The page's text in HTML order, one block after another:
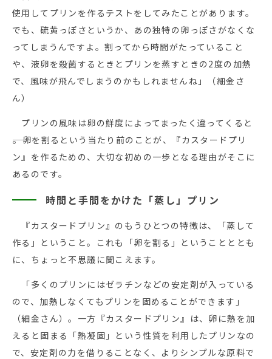
使用してプリンを作るテストをしてみたことがあります。
でも、硫黄っぽさというか、あの独特の卵っぽさがなくな
ってしまうんですよ。割ってから時間がたっていること
や、液卵を殺菌するときとプリンを蒸すときの2度の加熱
で、風味が飛んでしまうのかもしれませんね」（細金さ
ん）
プリンの風味は卵の鮮度によってまったく違ってくると
――。卵を割るという当たり前のことが、『カスタードプリ
ン』を作るための、大切な初めの一歩となる理由がそこに
あるのです。
時間と手間をかけた「蒸し」プリン
『カスタードプリン』のもうひとつの特徴は、「蒸して
作る」ということ。これも「卵を割る」ということととも
に、ちょっと不思議に聞こえます。
「多くのプリンにはゼラチンなどの安定剤が入っている
ので、加熱しなくてもプリンを固めることができます」
（細金さん）。一方『カスタードプリン』は、卵に熱を加
えると固まる「熱凝固」という性質を利用したプリンなの
で、安定剤の力を借りることなく、よりシンプルな原料で